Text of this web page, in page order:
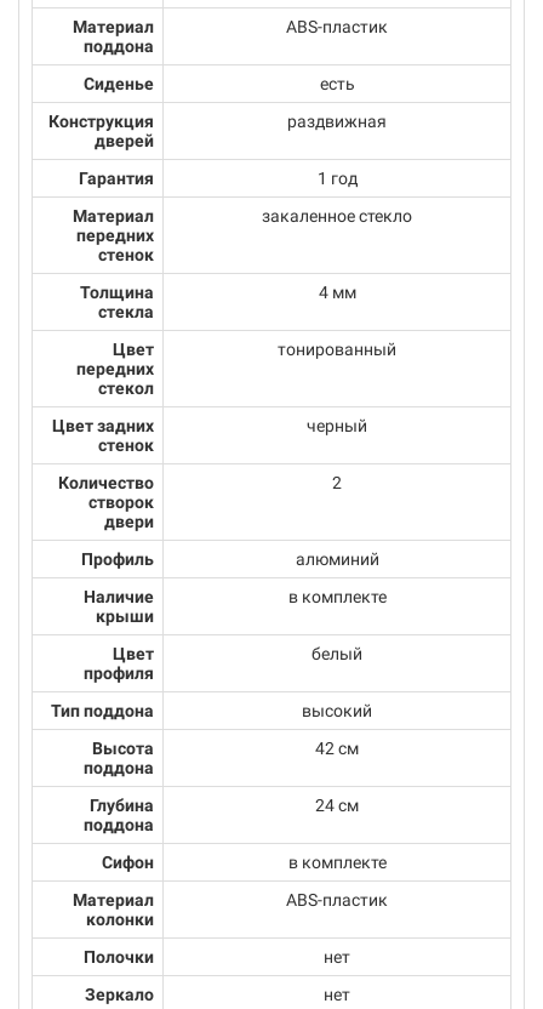
Материал
поддона
ABS-пластик
Сиденье
есть
Конструкция
дверей
раздвижная
Гарантия
1 год
Материал
передних
стенок
закаленное стекло
Толщина
стекла
4 мм
Цвет
передних
стекол
тонированный
Цвет задних
стенок
черный
Количество
створок
двери
2
Профиль
алюминий
Наличие
крыши
в комплекте
Цвет
профиля
белый
Тип поддона
высокий
Высота
поддона
42 см
Глубина
поддона
24 см
Сифон
в комплекте
Материал
колонки
ABS-пластик
Полочки
нет
Зеркало
нет